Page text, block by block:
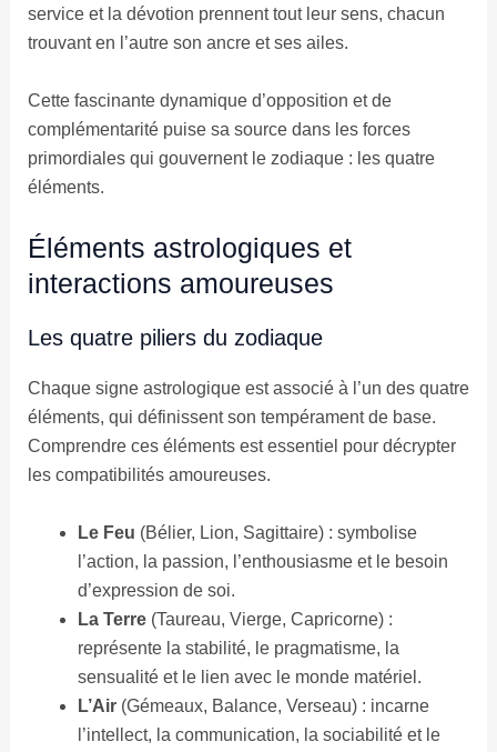
service et la dévotion prennent tout leur sens, chacun
trouvant en l’autre son ancre et ses ailes.
Cette fascinante dynamique d’opposition et de
complémentarité puise sa source dans les forces
primordiales qui gouvernent le zodiaque : les quatre
éléments.
Éléments astrologiques et
interactions amoureuses
Les quatre piliers du zodiaque
Chaque signe astrologique est associé à l’un des quatre
éléments, qui définissent son tempérament de base.
Comprendre ces éléments est essentiel pour décrypter
les compatibilités amoureuses.
Le Feu (Bélier, Lion, Sagittaire) : symbolise
l’action, la passion, l’enthousiasme et le besoin
d’expression de soi.
La Terre(Taureau, Vierge, Capricorne) :
représente la stabilité, le pragmatisme, la
sensualité et le lien avec le monde matériel.
L’Air(Gémeaux, Balance, Verseau) : incarne
l’intellect, la communication, la sociabilité et le